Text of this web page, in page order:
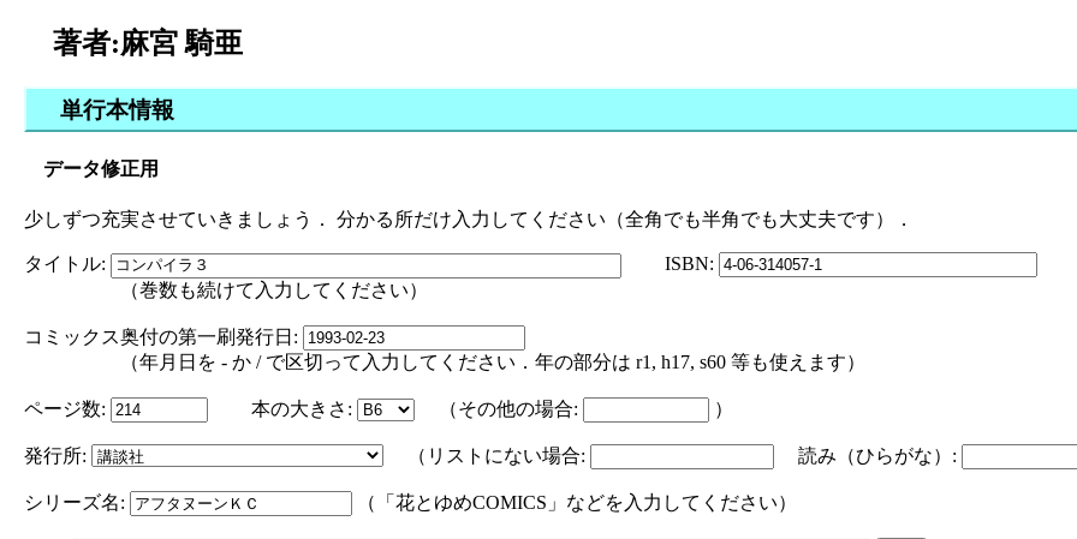
著者:麻宮 騎亜
単行本情報
データ修正用
少しずつ充実させていきましょう． 分かる所だけ入力してください（全角でも半角でも大丈夫です）．
タイトル:
ISBN:
（巻数も続けて入力してください）
コミックス奥付の第一刷発行日:
（年月日を - か / で区切って入力してください．年の部分は r1, h17, s60 等も使えます）
ページ数: 本の大きさ: （その他の場合: ）
発行所: （リストにない場合: 読み（ひらがな）:
シリーズ名: （「花とゆめCOMICS」などを入力してください）